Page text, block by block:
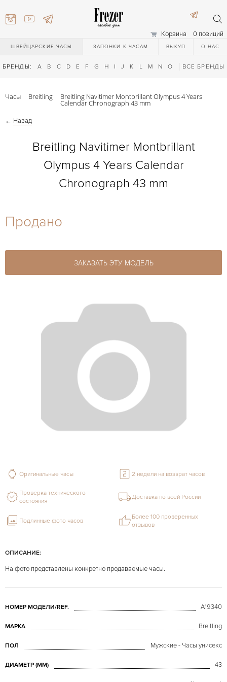
Корзина 0 позиций
ШВЕЙЦАРСКИЕ ЧАСЫ ЗАПОНКИ К ЧАСАМ ВЫКУП О НАС
БРЕНДЫ: A B C D E F G H I J K L M N O Q R S T
ВСЕ БРЕНДЫ
Часы Breitling Breitling Navitimer Montbrillant Olympus 4 Years
Calendar Chronograph 43 mm
← Назад
Breitling Navitimer Montbrillant
Olympus 4 Years Calendar
Chronograph 43 mm
Продано
ЗАКАЗАТЬ ЭТУ МОДЕЛЬ
ОПИСАНИЕ:
На фото представлены конкретно продаваемые часы.
НОМЕР МОДЕЛИ/REF. A19340
МАРКА Breitling
ПОЛ Мужские - Часы унисекс
ДИАМЕТР (MM) 43
Оригинальные часы 2 недели на возврат часов
Проверка технического
состояния
Доставка по всей России
Подлинные фото часов
Более 100 проверенных
отзывов